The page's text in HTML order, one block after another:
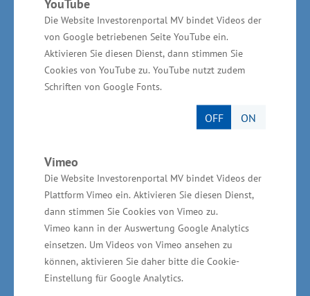
YouTube
Die Website Investorenportal MV bindet Videos der
von Google betriebenen Seite YouTube ein.
Aktivieren Sie diesen Dienst, dann stimmen Sie
Cookies von YouTube zu. YouTube nutzt zudem
Schriften von Google Fonts.
OFF ON
Vimeo
Die Website Investorenportal MV bindet Videos der
Plattform Vimeo ein. Aktivieren Sie diesen Dienst,
dann stimmen Sie Cookies von Vimeo zu.
Vimeo kann in der Auswertung Google Analytics
einsetzen. Um Videos von Vimeo ansehen zu
können, aktivieren Sie daher bitte die Cookie-
Einstellung für Google Analytics.
kreativen Möglichkeiten auf, Ideen weiter zu
entwickeln und neue Synergien zu schaffen“,
sagte Meyer.
Betriebsrundgang bei
Verkehrsgesellschaft Ludwigslust-
Wirtschaftsminister Meyer informierte sich am
Sonnabend zudem bei der Verkehrsgesellschaft
Ludwigslust-Parchim mbH während eines
Unternehmensrundganges in Ludwigslust über
E-Busse. Diese fahren nach
Unternehmensangaben mit Feststoffbatterien